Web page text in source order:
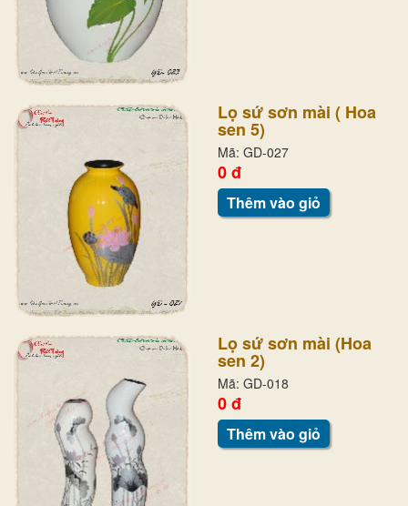
Lọ sứ sơn mài ( Hoa
sen 5)
Mã: GD-027
0 đ
Thêm vào giỏ
Lọ sứ sơn mài (Hoa
sen 2)
Mã: GD-018
0 đ
Thêm vào giỏ